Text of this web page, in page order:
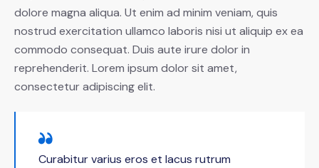
dolore magna aliqua. Ut enim ad minim veniam, quis
nostrud exercitation ullamco laboris nisi ut aliquip ex ea
commodo consequat. Duis aute irure dolor in
reprehenderit. Lorem ipsum dolor sit amet,
consectetur adipiscing elit.
Curabitur varius eros et lacus rutrum